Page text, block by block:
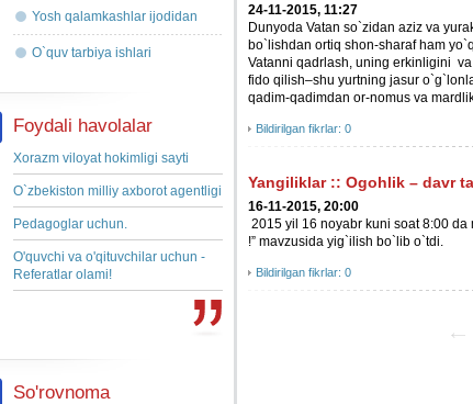
24-11-2015, 11:27
Dunyoda Vatan so`zidan aziz va
bo`lishdan ortiq shon-sharaf ham
Vatanni qadrlash, uning erkinligini
fido qilish–shu yurtning jasur
qadim-qadimdan or-nomus va
Bildirilgan fikrlar: 0
Yangiliklar:: Ogohlik – davr
16-11-2015, 20:00
2015 yil 16 noyabr kuni soat 8:00
!” mavzusida yig`ilish bo`lib o`tdi.
Bildirilgan fikrlar: 0
Yosh qalamkashlar ijodidan
O`quv tarbiya ishlari
Foydali havolalar
Xorazm viloyat hokimligi sayti
O`zbekiston milliy axborot agentligi
Pedagoglar uchun.
O'quvchi va o'qituvchilar uchun -
Referatlar olami!
So'rovnoma